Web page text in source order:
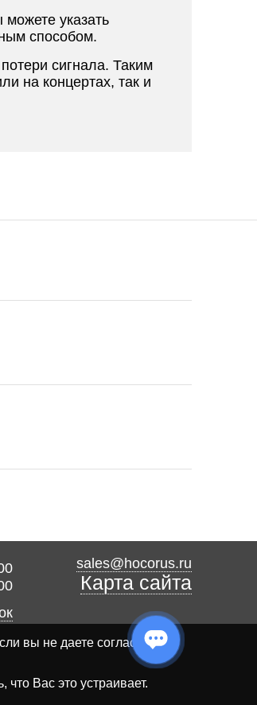
указать
способом.
сигнала. Таким
на концертах, так и
sales@hocorus.ru
Карта сайта
вы не даете согласия на
Вас это устраивает.